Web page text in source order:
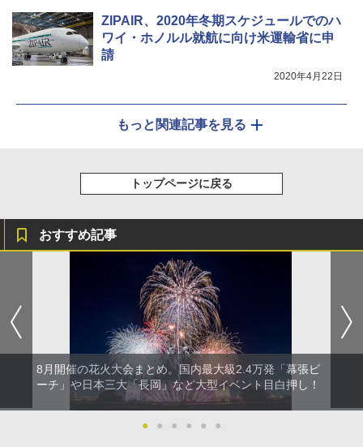
ZIPAIR、2020年冬期スケジュールでのハ
ワイ・ホノルル就航に向け米運輸省に申
請
2020年4月22日
もっと関連記事を見る
トップページに戻る
おすすめ記事
8月開催の花火大会まとめ。国内最大級2.4万発「幕張ビ
ーチ」や日本三大「長岡」など大型イベント目白押し！
● ● ● ● ● ●